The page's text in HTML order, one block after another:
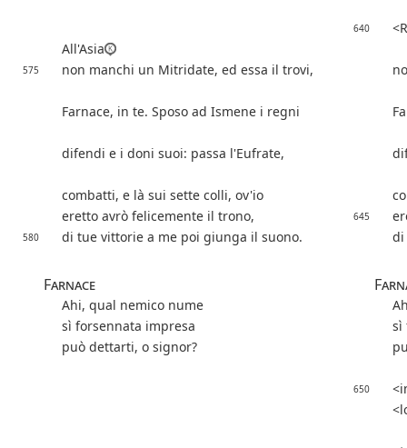
640
All'Asia
575 non manchi un Mitridate, ed essa il trovi,
Farnace, in te. Sposo ad Ismene i regni
difendi e i doni suoi: passa l'Eufrate,
combatti, e là sui sette colli, ov'io
eretto avrò felicemente il trono,
645
580 di tue vittorie a me poi giunga il suono. di
Farnace
Ahi, qual nemico nume
sì forsennata impresa
sì
può dettarti, o signor?
650